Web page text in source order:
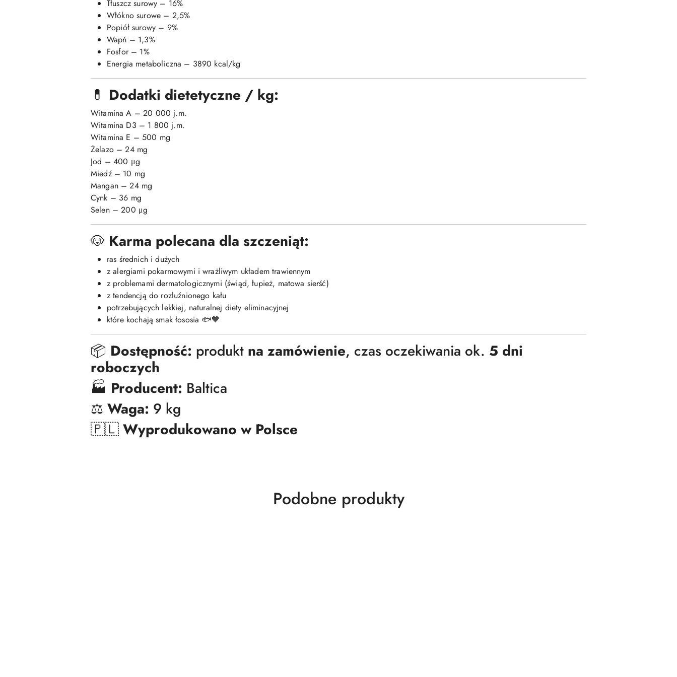
Tłuszcz surowy – 16%
Włókno surowe – 2,5%
Popiół surowy – 9%
Wapń – 1,3%
Fosfor – 1%
Energia metaboliczna – 3890 kcal/kg
💊 Dodatki dietetyczne / kg:
Witamina A – 20 000 j.m.
Witamina D3 – 1 800 j.m.
Witamina E – 500 mg
Żelazo – 24 mg
Jod – 400 μg
Miedź – 10 mg
Mangan – 24 mg
Cynk – 36 mg
Selen – 200 μg
🐶 Karma polecana dla szczeniąt:
ras średnich i dużych
z alergiami pokarmowymi i wrażliwym układem trawiennym
z problemami dermatologicznymi (świąd, łupież, matowa sierść)
z tendencją do rozluźnionego kału
potrzebujących lekkiej, naturalnej diety eliminacyjnej
które kochają smak łososia 🐟💙
📦 Dostępność: produkt na zamówienie, czas oczekiwania ok. 5 dni
roboczych
🏭 Producent: Baltica
⚖️ Waga: 9 kg
🇵🇱Wyprodukowano w Polsce
Produkty
Podobne produkty